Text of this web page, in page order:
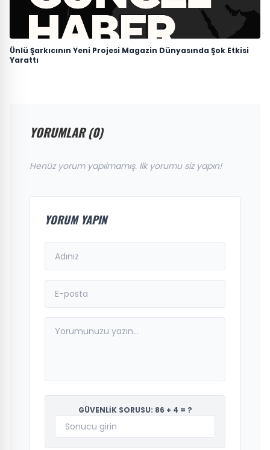
Ünlü Şarkıcının Yeni Projesi Magazin Dünyasında Şok Etkisi
Yarattı
YORUMLAR (0)
Henüz yorum yapılmamış. İlk yorumu siz yapın!
YORUM YAPIN
GÜVENLİK SORUSU: 86 + 4 = ?